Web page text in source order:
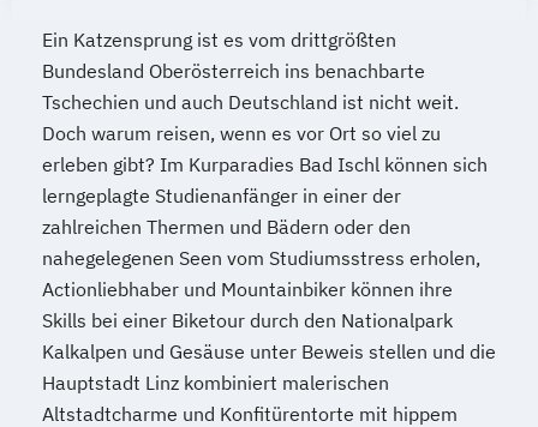
Ein Katzensprung ist es vom drittgrößten
Bundesland Oberösterreich ins benachbarte
Tschechien und auch Deutschland ist nicht weit.
Doch warum reisen, wenn es vor Ort so viel zu
erleben gibt? Im Kurparadies Bad Ischl können sich
lerngeplagte Studienanfänger in einer der
zahlreichen Thermen und Bädern oder den
nahegelegenen Seen vom Studiumsstress erholen,
Actionliebhaber und Mountainbiker können ihre
Skills bei einer Biketour durch den Nationalpark
Kalkalpen und Gesäuse unter Beweis stellen und die
Hauptstadt Linz kombiniert malerischen
Altstadtcharme und Konfitürentorte mit hippem